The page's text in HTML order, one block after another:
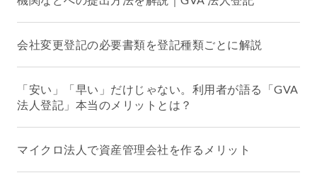
会社変更登記の必要書類を登記種類ごとに解説
「安い」「早い」だけじゃない。利用者が語る「GVA
法人登記」本当のメリットとは？
マイクロ法人で資産管理会社を作るメリット